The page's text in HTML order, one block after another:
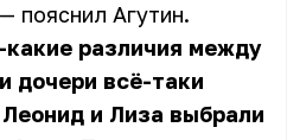
пояснил Агутин.
различия между
дочери всё-таки
и Лиза выбрали